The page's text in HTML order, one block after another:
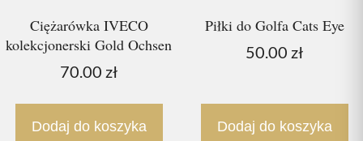
Ciężarówka IVECO
kolekcjonerski Gold Ochsen
70.00 zł
Dodaj do koszyka
Piłki do Golfa Cats Eye
50.00 zł
Dodaj do koszyka